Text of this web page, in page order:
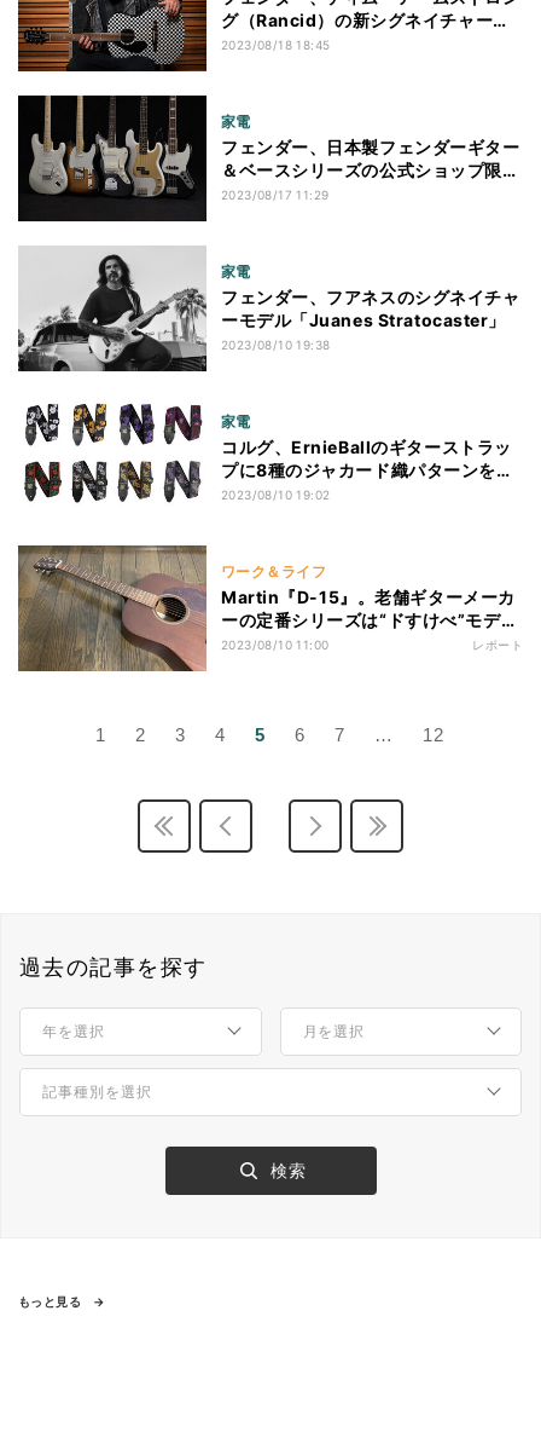
グ（Rancid）の新シグネイチャーア
コギ
2023/08/18 18:45
家電
フェンダー、日本製フェンダーギター
＆ベースシリーズの公式ショップ限定
コレクション
2023/08/17 11:29
家電
フェンダー、フアネスのシグネイチャ
ーモデル「Juanes Stratocaster」
2023/08/10 19:38
家電
コルグ、ErnieBallのギターストラッ
プに8種のジャカード織パターンを追
加
2023/08/10 19:02
ワーク＆ライフ
Martin『D-15』。老舗ギターメーカ
ーの定番シリーズは“ドすけべ”モデ
ル?
2023/08/10 11:00 レポート
1 2 3 4 5 6 7 … 12
過去の記事を探す
もっと見る